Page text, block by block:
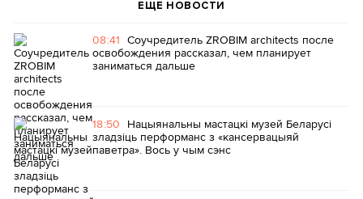
ЕЩЕ НОВОСТИ
08:41 Соучредитель ZROBIM architects после
освобождения рассказал, чем планирует
заниматься дальше
18:50 Нацыянальны мастацкі музей Беларусі
зладзіць перформанс з «кансервацыяй
паветра». Вось у чым сэнс